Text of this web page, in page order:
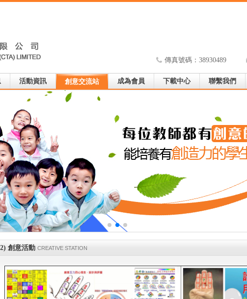
傳真號碼：38930489
活動資訊 創意交流站 成為會員 下載中心 聯繫我們
創意活動 CREATIVE STATION